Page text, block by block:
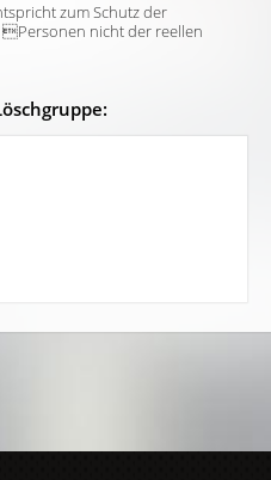
zum Schutz der
nicht der reellen